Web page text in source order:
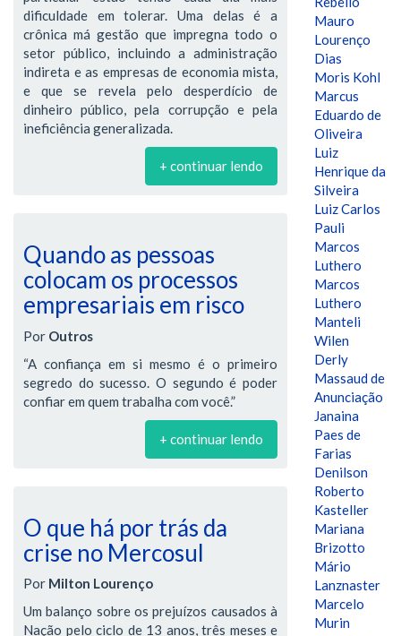
dificuldade em tolerar. Uma delas é a
crônica má gestão que impregna todo o
setor público, incluindo a administração
indireta e as empresas de economia mista,
e que se revela pelo desperdício de
dinheiro público, pela corrupção e pela
ineficiência generalizada.
+ continuar lendo
Quando as pessoas
colocam os processos
empresariais em risco
Por Outros
“A confiança em si mesmo é o primeiro
segredo do sucesso. O segundo é poder
confiar em quem trabalha com você.”
+ continuar lendo
O que há por trás da
crise no Mercosul
Por Milton Lourenço
Um balanço sobre os prejuízos causados à
Nação pelo ciclo de 13 anos, três meses e
Mauro
Lourenço
Dias
Moris Kohl
Marcus
Eduardo de
Oliveira
Luiz
Henrique da
Silveira
Luiz Carlos
Pauli
Marcos
Luthero
Marcos
Luthero
Manteli
Wilen
Derly
Massaud de
Anunciação
Janaina
Paes de
Farias
Denilson
Roberto
Kasteller
Mariana
Brizotto
Mário
Lanznaster
Marcelo
Murin